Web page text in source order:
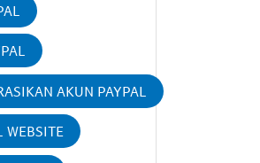
AKUN PAYPAL
WEBSITE